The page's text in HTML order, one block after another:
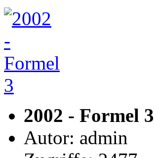
2002 - Formel 3
Autor: admin